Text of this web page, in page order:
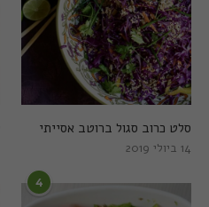
סלט כרוב סגול ברוטב אסייתי
14 ביולי 2019
4